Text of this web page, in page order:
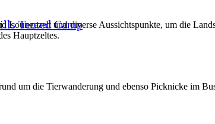
Tented Camp
Loungezelt und diverse Aussichtspunkte, um die
Hauptzeltes.
um die Tierwanderung und ebenso Picknicke im